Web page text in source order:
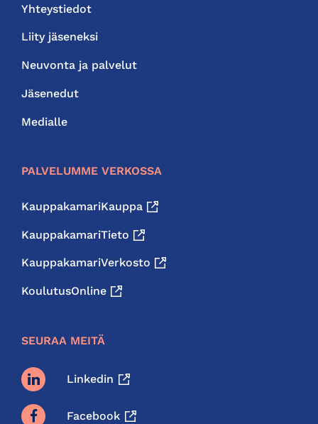
Yhteystiedot
Liity jäseneksi
Neuvonta ja palvelut
Jäsenedut
Medialle
PALVELUMME VERKOSSA
KauppakamariKauppa
KauppakamariTieto
KauppakamariVerkosto
KoulutusOnline
SEURAA MEITÄ
Linkedin
Facebook